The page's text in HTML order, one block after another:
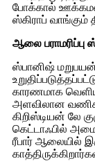
போக்கால்
ஸ்கிராப்
ஆலை
ஸ்பானிஷ்
காரணமாக
அளவிலான
கிறிஸ்டியன் லே
கெட்டாஃபில்
ரீபார் ஆலையில்